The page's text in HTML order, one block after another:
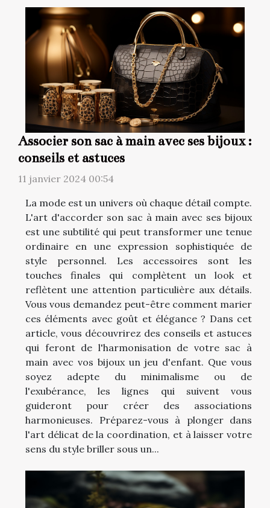
Associer son sac à main avec ses bijoux :
conseils et astuces
11 janvier 2024 00:54
La mode est un univers où chaque détail compte.
L'art d'accorder son sac à main avec ses bijoux
est une subtilité qui peut transformer une tenue
ordinaire en une expression sophistiquée de
style personnel. Les accessoires sont les
touches finales qui complètent un look et
reflètent une attention particulière aux détails.
Vous vous demandez peut-être comment marier
ces éléments avec goût et élégance ? Dans cet
article, vous découvrirez des conseils et astuces
qui feront de l'harmonisation de votre sac à
main avec vos bijoux un jeu d'enfant. Que vous
soyez adepte du minimalisme ou de
l'exubérance, les lignes qui suivent vous
guideront pour créer des associations
harmonieuses. Préparez-vous à plonger dans
l'art délicat de la coordination, et à laisser votre
sens du style briller sous un...